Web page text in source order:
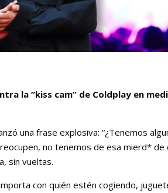
la “kiss cam” de Coldplay en
una frase explosiva: “¿Tenemos
no tenemos de esa mierd* de
sin vueltas.
con quién estén cogiendo,